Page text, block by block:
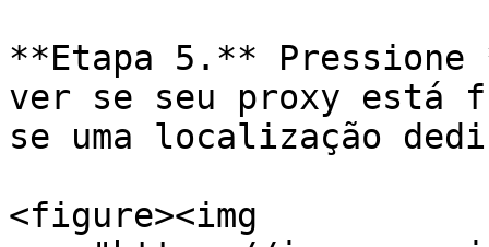
**Etapa 5.**
ver se seu proxy está
se uma localização
<figure><img